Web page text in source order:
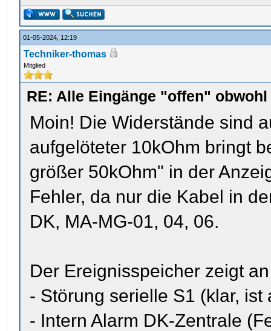
01-05-2024, 12:19
Techniker-thomas
Mitglied
RE: Alle Eingänge "offen"
Moin! Die Widerstände sind
aufgelöteter 10kOhm bringt
größer 50kOhm" in der
Fehler, da nur die Kabel in
DK, MA-MG-01, 04, 06.
Der Ereignisspeicher zeigt an
- Störung serielle S1 (klar, ist
- Intern Alarm DK-Zentrale